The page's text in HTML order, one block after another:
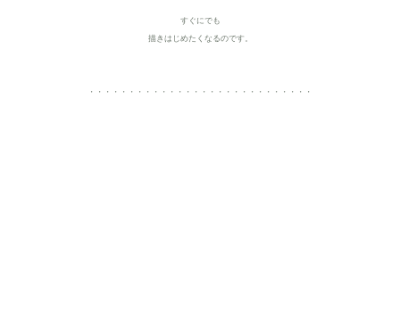
すぐにでも
描きはじめたくなるのです。
・・・・・・・・・・・・・・・・・・・・・・・・・・・・